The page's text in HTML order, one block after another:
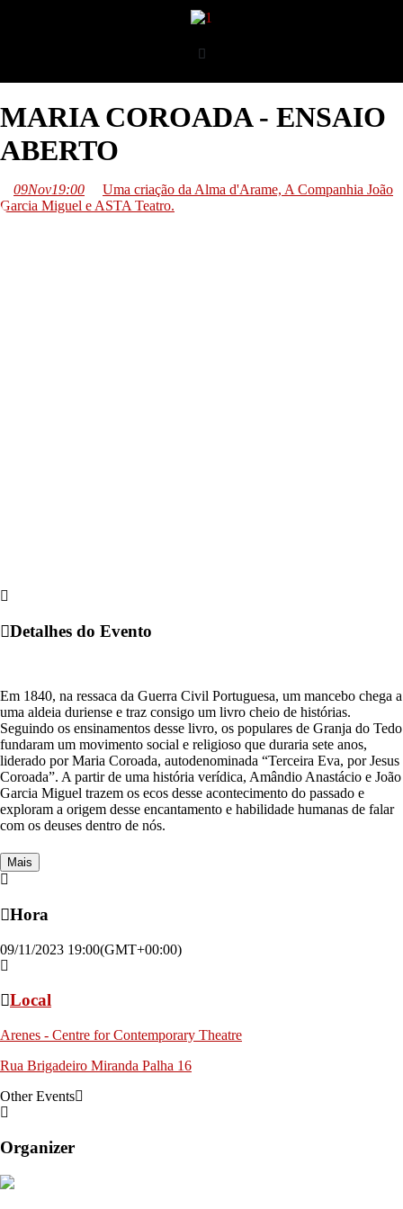
MARIA COROADA - ENSAIO
ABERTO
09Nov19:00
Uma criação da Alma d'Arame, A Companhia João
Garcia Miguel e ASTA Teatro.
Detalhes do Evento
Em 1840, na ressaca da Guerra Civil Portuguesa, um mancebo chega a
uma aldeia duriense e traz consigo um livro cheio de histórias.
Seguindo os ensinamentos desse livro, os populares de Granja do Tedo
fundaram um movimento social e religioso que duraria sete anos,
liderado por Maria Coroada, autodenominada “Terceira Eva, por Jesus
Coroada”. A partir de uma história verídica, Amândio Anastácio e João
Garcia Miguel trazem os ecos desse acontecimento do passado e
exploram a origem desse encantamento e habilidade humanas de falar
com os deuses dentro de nós.
Mais
Hora
09/11/2023 19:00(GMT+00:00)
Local
Arenes - Centre for Contemporary Theatre
Rua Brigadeiro Miranda Palha 16
Other Events
Organizer